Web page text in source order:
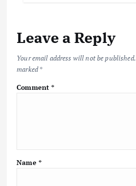
Leave a Reply
Your email address will not be published.
marked*
Comment*
Name *